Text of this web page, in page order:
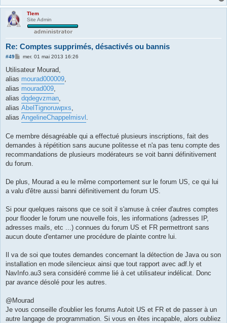
Tlem
Site Admin
Re: Comptes supprimés, désactivés ou bannis
#49
M
s
a
g
e
mer. 01 mai 2013 16:26
Utilisateur Mourad,
alias mourad000009
alias mourad009
alias dqdegvzman
alias AbelTignoruwpxs
alias AngelineChappelmisvl
Ce membre désagréable qui a effectué plusieurs inscriptions, fait des
demandes à répétition sans aucune politesse et n'a pas tenu compte des
recommandations de plusieurs modérateurs se voit banni définitivement
du forum.
De plus, Mourad a eu le même comportement sur le forum US, ce qui lui
a valu d'être aussi banni définitivement du forum US.
Si pour quelques raisons que ce soit il s'amuse à créer d'autres comptes
pour flooder le forum une nouvelle fois, les informations (adresses IP,
adresses mails, etc ...) connues du forum US et FR permettront sans
aucun doute d'entamer une procédure de plainte contre lui.
Il va de soi que toutes demandes concernant la détection de Java ou son
installation en mode silencieux ainsi que tout rapport avec adf.ly et
NavInfo.au3 sera considéré comme lié à cet utilisateur indélicat. Donc
par avance désolé pour les autres.
@Mourad
Je vous conseille d'oublier les forums Autoit US et FR et de passer à un
autre langage de programmation. Si vous en êtes incapable, alors oubliez